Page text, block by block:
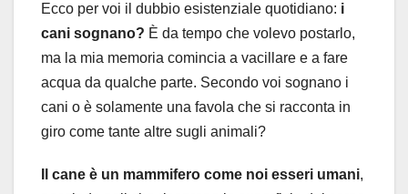
Ecco per voi il dubbio esistenziale quotidiano: i
cani sognano? È da tempo che volevo postarlo,
ma la mia memoria comincia a vacillare e a fare
acqua da qualche parte. Secondo voi sognano i
cani o è solamente una favola che si racconta in
giro come tante altre sugli animali?
Il cane è un mammifero come noi esseri umani,